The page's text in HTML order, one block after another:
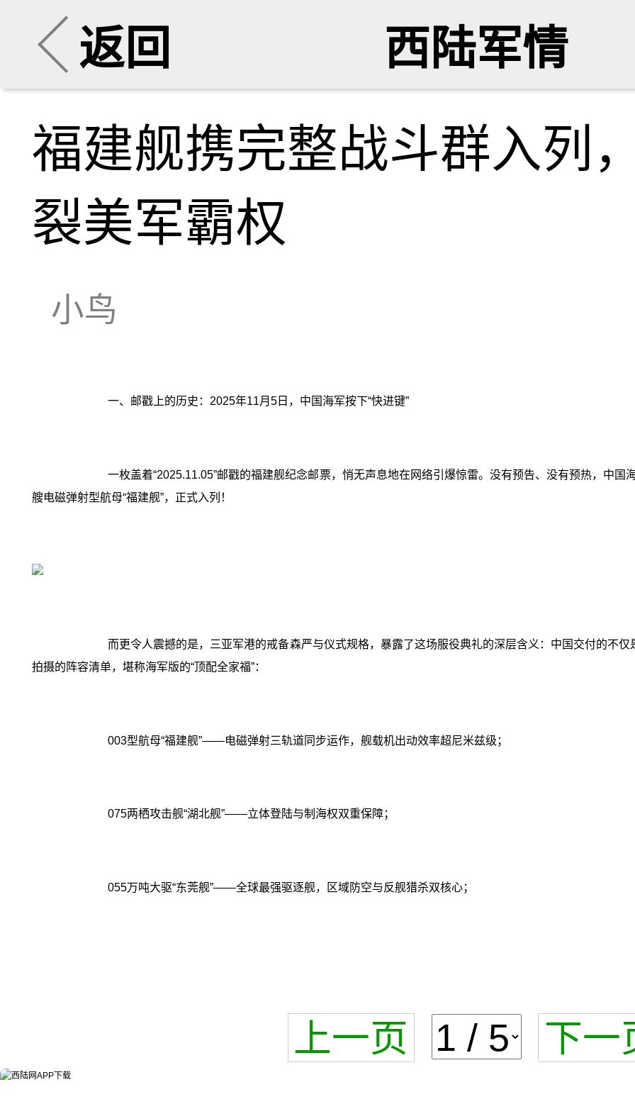
返回 西陆军情
福建舰携完整战斗群入列
裂美军霸权
小鸟
一、邮戳上的历史：2025年11月5日，中国海军按下“快进键”
一枚盖着“2025.11.05”邮戳的福建舰纪念邮票，悄无声息地在网络引爆惊雷。没有预告、没有预热，中
艘电磁弹射型航母“福建舰”，正式入列！
而更令人震撼的是，三亚军港的戒备森严与仪式规格，暴露了这场服役典礼的深层含义：中国交付的不
拍摄的阵容清单，堪称海军版的“顶配全家福”：
003型航母“福建舰”——电磁弹射三轨道同步运作，舰载机出动效率超尼米兹级；
075两栖攻击舰“湖北舰”——立体登陆与制海权双重保障；
055万吨大驱“东莞舰”——全球最强驱逐舰，区域防空与反舰猎杀双核心；
上一页 下一